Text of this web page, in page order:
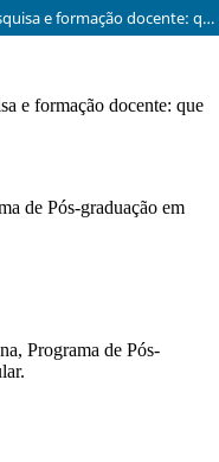
Apresentação: casos de ensino na pesquisa e formação docente: que conversa é essa?